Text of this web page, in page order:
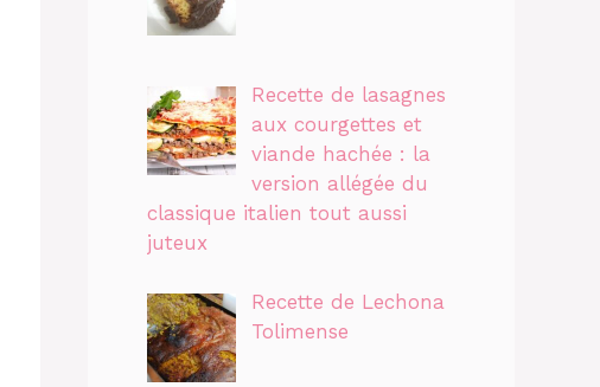
Recette de lasagnes
aux courgettes et
viande hachée : la
version allégée du
classique italien tout aussi
juteux
Recette de Lechona
Tolimense